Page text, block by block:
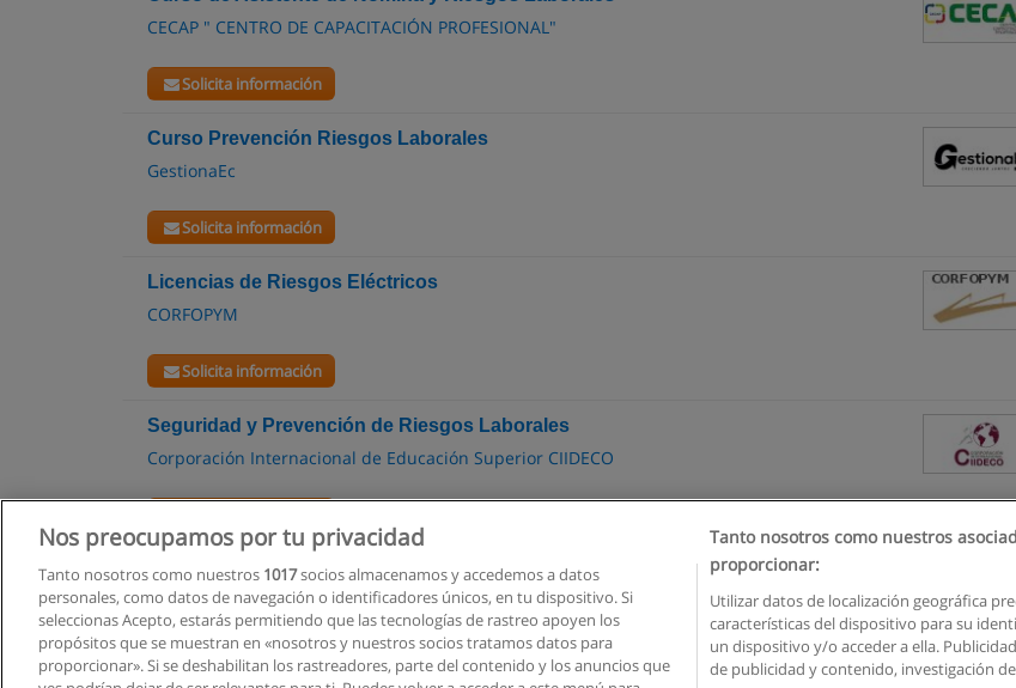
CECAP " CENTRO DE CAPACITACIÓN PROFESIONAL"
Solicita información
Curso Prevención Riesgos Laborales
GestionaEc
Solicita información
Licencias de Riesgos Eléctricos
CORFOPYM
Solicita información
Seguridad y Prevención de Riesgos Laborales
Corporación Internacional de Educación Superior CIIDECO
Reglas de uso Privacidad de datos Contactar con
Copyright © Educaedu Business S.L. - CIF : B-95610580: -
Nos preocupamos por tu privacidad
Tanto nosotros como nuestros 1017socios almacenamos y accedemos a datos
personales, como datos de navegación o identificadores únicos, en tu dispositivo. Si
seleccionas Acepto, estarás permitiendo que las tecnologías de rastreo apoyen los
propósitos que se muestran en «nosotros y nuestros socios tratamos datos para
proporcionar». Si se deshabilitan los rastreadores, parte del contenido y los anuncios que
Tanto nosotros como nuestros
proporcionar:
Utilizar datos de localización geográfica
características del dispositivo para su
un dispositivo y/o acceder a ella.
de publicidad y contenido, investigación